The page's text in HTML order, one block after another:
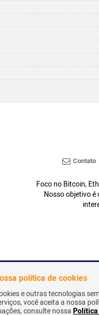
Contato
Foco no Bitcoin,
Nosso objetivo
política de cookies
e outras tecnologias
você aceita a nossa
consulte nossa